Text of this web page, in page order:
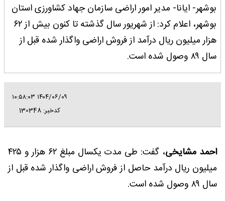
بوشهر- ایانا- مدیر امور اراضی سازمان جهاد کشاورزی استان
بوشهر، اعلام کرد: از شهریور سال گذشته تا کنون بیش از ۶۲
هزار میلیون ریال درآمد از فروش اراضی واگذار شده قبل از
سال ۸۹ وصول شده است.
۱۴۰۴/۰۶/۰۹ ۱۰:۵۸:۰۳
کدخبر: 130348
احمد مشایخی
، گفت: طی مدت یکسال مبلغ ۶۲ هزار و ۴۲۵
میلیون ریال درآمد حاصل از فروش اراضی واگذار شده قبل از
سال ۸۹ وصول شده است.